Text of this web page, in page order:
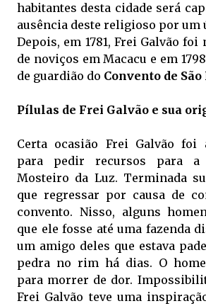
habitantes desta cidade será
ausência deste religioso por um
Depois, em 1781, Frei Galvão foi
de noviços em Macacu e em
de guardião do Convento de
Pílulas de Frei Galvão e sua
Certa ocasião Frei Galvão foi
para pedir recursos para a
Mosteiro da Luz. Terminada
que regressar por causa de
convento. Nisso, alguns
que ele fosse até uma fazenda
um amigo deles que estava
pedra no rim há dias. O
para morrer de dor.
Frei Galvão teve uma